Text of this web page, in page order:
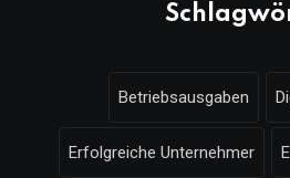
Betriebsausgaben
Erfolgreiche Unternehmer